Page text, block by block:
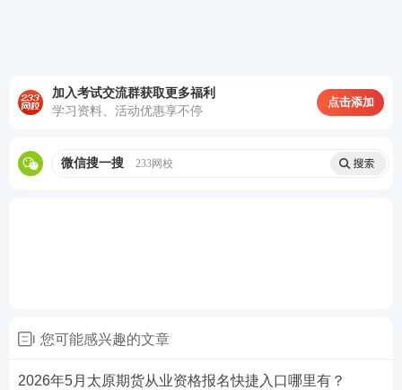
加入考试交流群获取更多福利
学习资料、活动优惠享不停
点击添加
微信搜一搜 233网校
您可能感兴趣的文章
2026年5月太原期货从业资格报名快捷入口哪里有？